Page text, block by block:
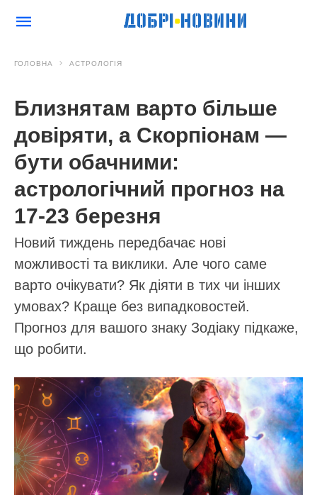
ГОЛОВНА АСТРОЛОГІЯ
Близнятам варто більше
довіряти, а Скорпіонам —
бути обачними:
астрологічний прогноз на
17-23 березня
Новий тиждень передбачає нові
можливості та виклики. Але чого саме
варто очікувати? Як діяти в тих чи інших
умовах? Краще без випадковостей.
Прогноз для вашого знаку Зодіаку підкаже,
що робити.